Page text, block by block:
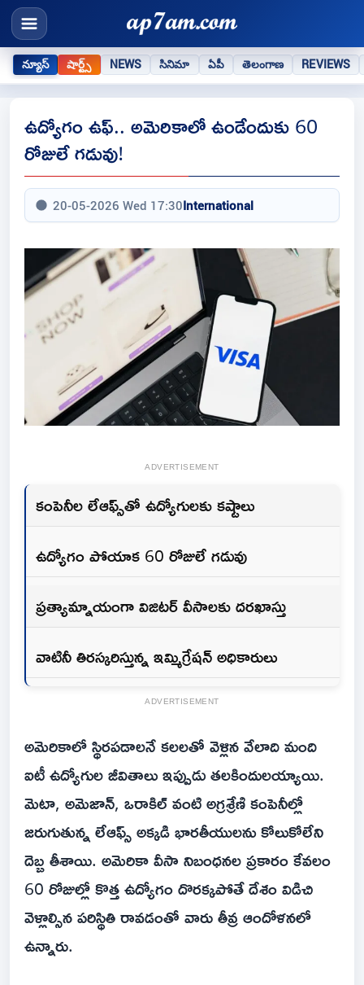
న్యూస్ షార్ట్స్ NEWS సినిమా ఏపీ తెలంగాణ REVIEWS
ఉద్యోగం ఉఫ్‌.. అమెరికాలో ఉండేందుకు 60
రోజులే గడువు!
20-05-2026 Wed 17:30International
ADVERTISEMENT
కంపెనీల లేఆఫ్స్‌తో ఉద్యోగులకు కష్టాలు
ఉద్యోగం పోయాక 60 రోజులే గడువు
ప్రత్యామ్నాయంగా విజిటర్ వీసాలకు దరఖాస్తు
వాటినీ తిరస్కరిస్తున్న ఇమ్మిగ్రేషన్ అధికారులు
ADVERTISEMENT
అమెరికాలో స్థిరపడాలనే కలలతో వెళ్లిన వేలాది మంది
ఐటీ ఉద్యోగుల జీవితాలు ఇప్పుడు తలకిందులయ్యాయి.
మెటా, అమెజాన్, ఒరాకిల్ వంటి అగ్రశ్రేణి కంపెనీల్లో
జరుగుతున్న లేఆఫ్స్ అక్కడి భారతీయులను కోలుకోలేని
దెబ్బ తీశాయి. అమెరికా వీసా నిబంధనల ప్రకారం కేవలం
60 రోజుల్లో కొత్త ఉద్యోగం దొరక్కపోతే దేశం విడిచి
వెళ్లాల్సిన పరిస్థితి రావడంతో వారు తీవ్ర ఆందోళనలో
ఉన్నారు.